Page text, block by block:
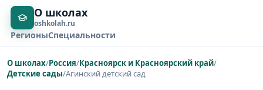
О школах
oshkolah.ru
РегионыСпециальности
О школах/Россия/Красноярск и Красноярский край/
Детские сады/Агинский детский сад